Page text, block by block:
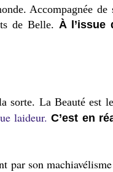
Accompagnée de
de Belle. À l’issue
sorte. La Beauté est
laideur.C’est en
par son